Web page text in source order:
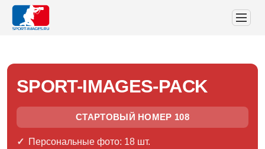
SPORT-IMAGES-PACK
СТАРТОВЫЙ НОМЕР 108
Персональные фото: 18 шт.